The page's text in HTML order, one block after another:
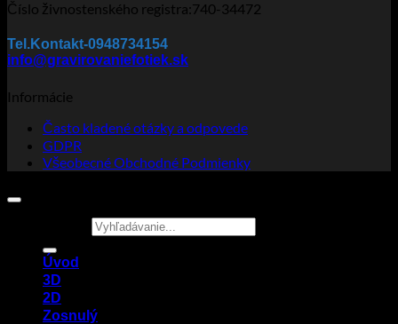
Číslo živnostenského registra:740-34472
Tel.Kontakt-0948734154
info@gravirovaniefotiek.sk
Informácie
Často kladené otázky a odpovede
GDPR
Všeobecné Obchodné Podmienky
Úvod
3D
2D
Zosnulý